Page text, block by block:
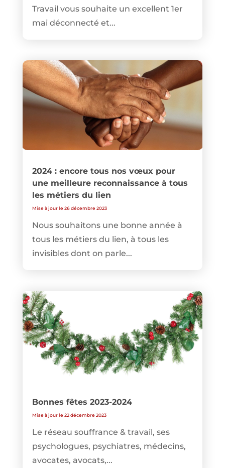
Travail vous souhaite un excellent 1er
mai déconnecté et...
2024 : encore tous nos vœux pour
une meilleure reconnaissance à tous
les métiers du lien
Mise à jour le 26 décembre 2023
Nous souhaitons une bonne année à
tous les métiers du lien, à tous les
invisibles dont on parle...
Bonnes fêtes 2023-2024
Mise à jour le 22 décembre 2023
Le réseau souffrance & travail, ses
psychologues, psychiatres, médecins,
avocates, avocats,...